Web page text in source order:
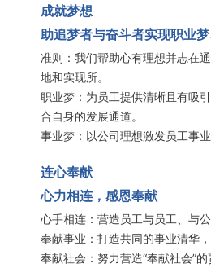
成就梦想
助追梦者与奋斗者实现职业
准则：我们帮助心有理想并志在
地和实现所。
职业梦：为员工提供清晰且有吸
合自身的发展通道。
事业梦：以公司理想激发员工事
连心奉献
心力相连，感恩奉献
心手相连：营造员工与员工、与
奉献事业：打造共同的事业清华
奉献社会：努力营造“奉献社会”